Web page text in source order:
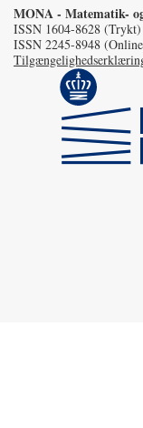
MONA - Matematik-
ISSN 1604-8628 (Trykt)
ISSN 2245-8948